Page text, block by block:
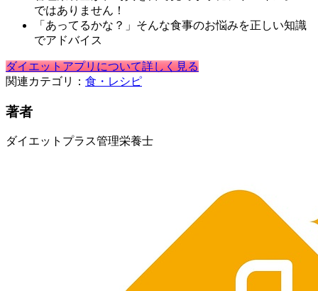
ではありません！
「あってるかな？」そんな食事のお悩みを正しい知識
でアドバイス
ダイエットアプリについて詳しく見る
関連カテゴリ： 食・レシピ
著者
ダイエットプラス管理栄養士